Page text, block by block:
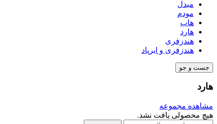
مبدل
مودم
هاب
هارد
هندزفری
هندزفری و ایرپاد
جست و جو
هارد
مشاهده مجموعه
هیچ محصولی یافت نشد.